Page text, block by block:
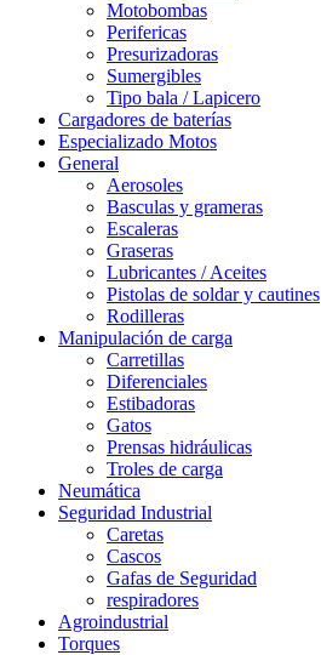
Motobombas
Perifericas
Presurizadoras
Sumergibles
Tipo bala / Lapicero
Cargadores de baterías
Especializado Motos
General
Aerosoles
Basculas y grameras
Escaleras
Graseras
Lubricantes / Aceites
Pistolas de soldar y cautines
Rodilleras
Manipulación de carga
Carretillas
Diferenciales
Estibadoras
Gatos
Prensas hidráulicas
Troles de carga
Neumática
Seguridad Industrial
Caretas
Cascos
Gafas de Seguridad
respiradores
Agroindustrial
Torques